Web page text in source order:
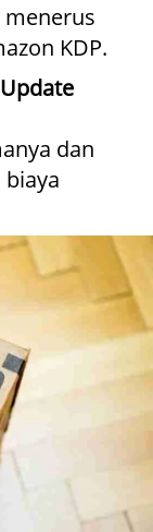
menerus
KDP.
dan